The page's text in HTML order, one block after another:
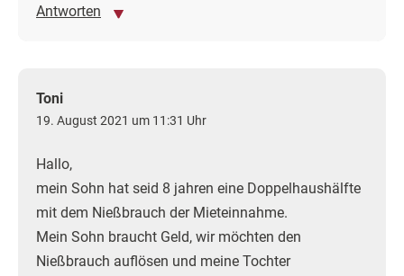
Antworten
Toni
19. August 2021 um 11:31 Uhr
Hallo,
mein Sohn hat seid 8 jahren eine Doppelhaushälfte
mit dem Nießbrauch der Mieteinnahme.
Mein Sohn braucht Geld, wir möchten den
Nießbrauch auflösen und meine Tochter